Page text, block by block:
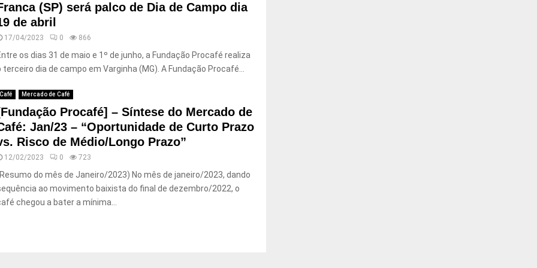
(SP) será palco de Dia de Campo dia
de abril
17/04/2023 0 866
os dias 31 de maio e 1º de junho, a Fundação Procafé realiza
terceiro dia de campo em Varginha (MG). A Fundação Procafé...
Café Mercado de Café
Procafé] – Síntese do Mercado de
Jan/23 – “Oportunidade de Curto Prazo
Risco de Médio/Longo Prazo”
12/02/2023 0 723
do mês de Janeiro/2023) No mês de janeiro/2023, dando
ao movimento baixista do final de dezembro/2022, o
chegou a bater a mínima...